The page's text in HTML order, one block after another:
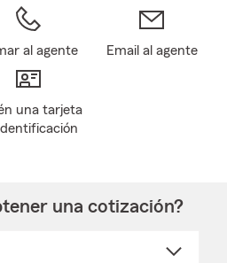
al agente Email al agente
una tarjeta
una cotización?